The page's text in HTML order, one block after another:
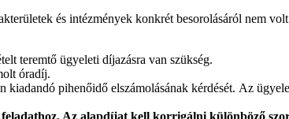
és intézmények konkrét besorolásáról nem
teremtő ügyeleti díjazásra van szükség.
óradíj.
pihenőidő elszámolásának kérdését. Az